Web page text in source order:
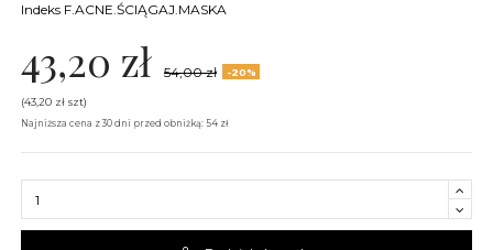
Indeks F.ACNE.ŚCIĄGAJ.MASKA
43,20 zł 54,00 zł -20%
(43,20 zł szt)
Najniższa cena z 30 dni przed obniżką: 54 zł